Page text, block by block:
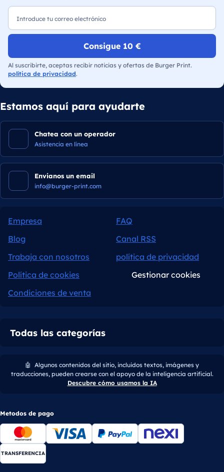
Consigue 10 €
Al suscribirte, aceptas recibir noticias y ofertas de Burger Print.
política de privacidad.
Estamos aquí para ayudarte
Chatea con un operador
Asistencia en línea
Envianos un email
info@burger-print.com
Empresa
FAQ
Blog
Canal RSS
Trabaja con nosotros
política de privacidad
Política de cookies
Gestionar cookies
Condiciones de venta
Todas las categorías
🤖 Algunos contenidos del sitio, incluidos textos, imágenes y
traducciones, pueden crearse con el apoyo de la inteligencia artificial.
Descubre cómo usamos la IA
Metodos de pago
TRANSFERENCIA